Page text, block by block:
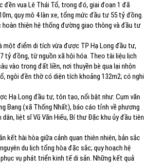
đền vua Lê Thái Tổ, trong đó, giai đoạn 1 đã
quy mô 4 làn xe, tổng mức đầu tư 55 tỷ đồng.
hoàn thiện hệ thống đường giao thông và đầu tư
một điểm di tích vừa được TP Hạ Long đầu tư,
tỷ đồng, từ nguồn xã hội hóa. Theo tài liệu lịch
vào trong đất liền, nơi thuyền bè qua lại nhộn
ngôi đền thờ có diện tích khoảng 132m2; có nghi
Hạ Long đầu tư, tôn tạo, nổi bật như: Cụm văn
Bang (xã Thống Nhất), báo cáo tỉnh về phương
liệt sĩ Vũ Văn Hiếu, Bí thư Đặc khu ủy đầu tiên
kết hài hòa giữa cảnh quan thiên nhiên, bản sắc
du lịch tổng hòa đặc sắc; quy hoạch hệ
vụ phát triển kinh tế di sản. Những kết quả